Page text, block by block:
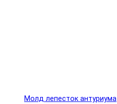
Молд лепесток антуриума